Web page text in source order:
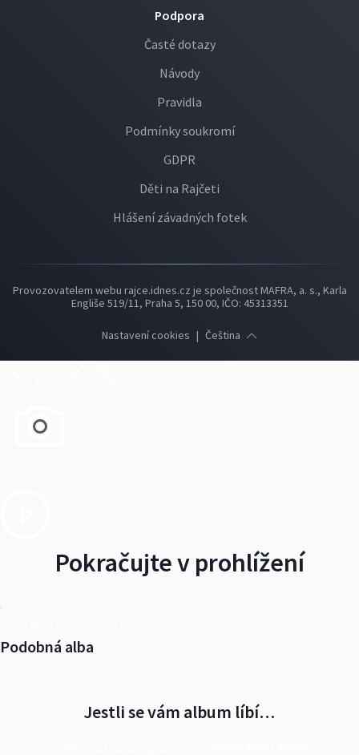
Podpora
Časté dotazy
Návody
Pravidla
Podmínky soukromí
GDPR
Děti na Rajčeti
Hlášení závadných fotek
Provozovatelem webu rajce.idnes.cz je společnost MAFRA, a. s., Karla
Engliše 519/11, Praha 5, 150 00, IČO: 45313351
Nastavení cookies | Čeština
Pokračujte v prohlížení
Podobná alba
Jestli se vám album líbí…